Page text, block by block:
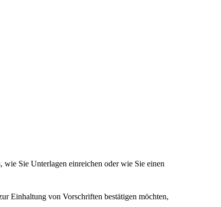
Sie Unterlagen einreichen oder wie Sie einen
Einhaltung von Vorschriften bestätigen möchten,